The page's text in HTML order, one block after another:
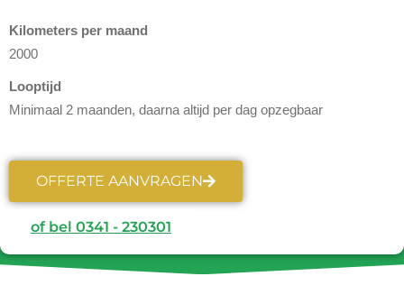
Kilometers per maand
2000
Looptijd
Minimaal 2 maanden, daarna altijd per dag opzegbaar
OFFERTE AANVRAGEN
of bel 0341 - 230301